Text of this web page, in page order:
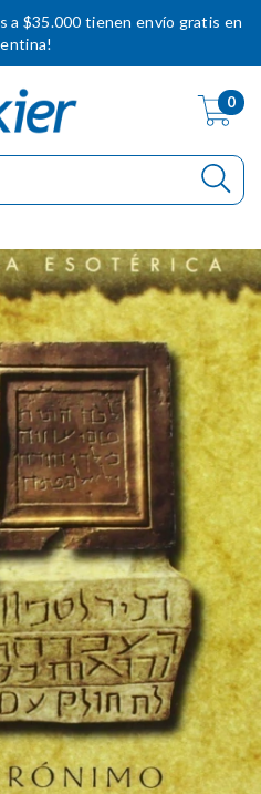
a $35.000 tienen envío gratis en
0